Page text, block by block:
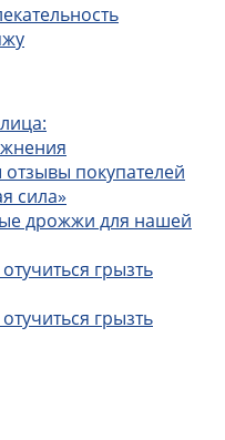
покупателей
сила»
дрожжи для нашей
грызть
грызть